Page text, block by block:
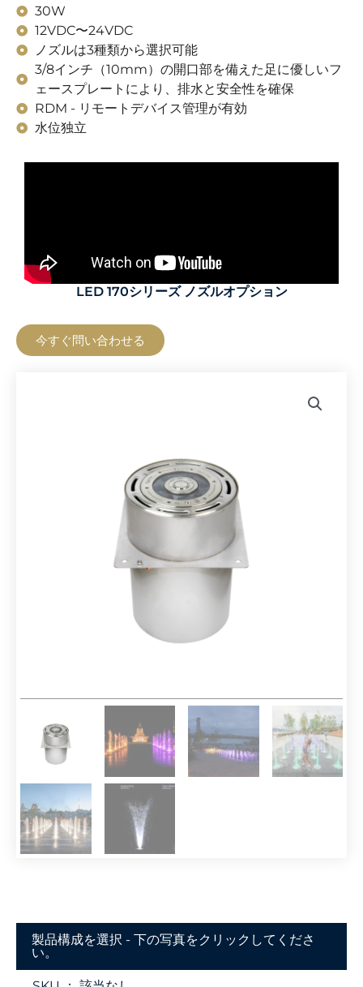
30W
12VDC〜24VDC
ノズルは3種類から選択可能
3/8インチ（10mm）の開口部を備えた足に優しいフ
ェースプレートにより、排水と安全性を確保
RDM - リモートデバイス管理が有効
水位独立
LED 170シリーズ ノズルオプション
今すぐ問い合わせる
製品構成を選択 - 下の写真をクリックしてくださ
い。